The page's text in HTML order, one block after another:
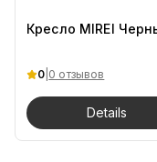
Кресло MIREI
0 0 отзывов
Details